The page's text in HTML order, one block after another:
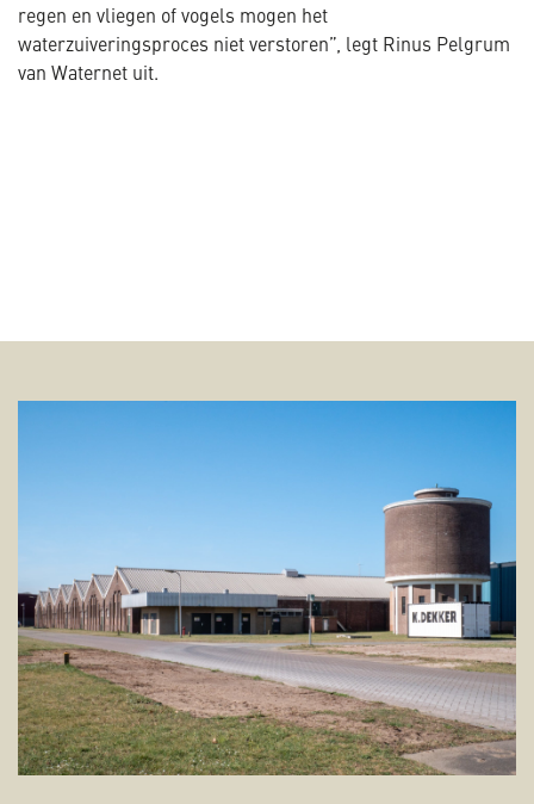
regen en vliegen of vogels mogen het
waterzuiveringsproces niet verstoren”, legt Rinus Pelgrum
van Waternet uit.